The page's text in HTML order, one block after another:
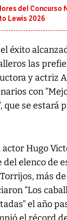
del Concurso
Lewis 2026
éxito
las
y actriz
con
que se estará
actor Hugo
elenco de
más de
“Los
el año